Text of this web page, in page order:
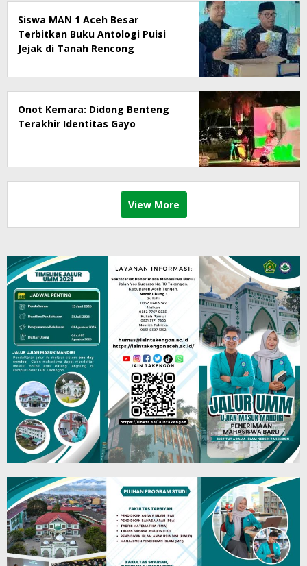
Siswa MAN 1 Aceh Besar
Terbitkan Buku Antologi Puisi
Jejak di Tanah Rencong
Onot Kemara: Didong Benteng
Terakhir Identitas Gayo
View More